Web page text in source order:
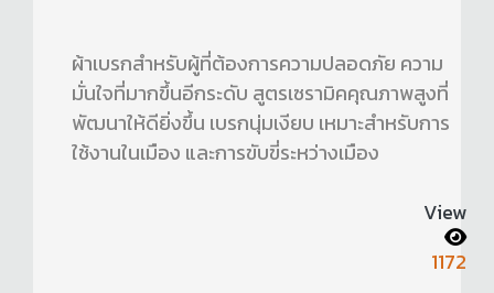
ผ้าเบรกสำหรับผู้ที่ต้องการความปลอดภัย ความ
มั่นใจที่มากขึ้นอีกระดับ สูตรเซรามิคคุณภาพสูงที่
พัฒนาให้ดียิ่งขึ้น เบรกนุ่มเงียบ เหมาะสำหรับการ
ใช้งานในเมือง และการขับขี่ระหว่างเมือง
View
1172